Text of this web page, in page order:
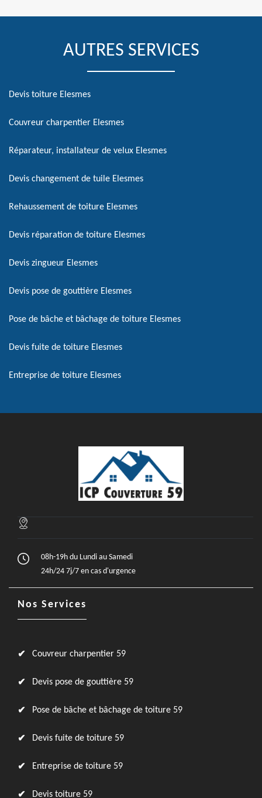
AUTRES SERVICES
Devis toiture Elesmes
Couvreur charpentier Elesmes
Réparateur, installateur de velux Elesmes
Devis changement de tuile Elesmes
Rehaussement de toiture Elesmes
Devis réparation de toiture Elesmes
Devis zingueur Elesmes
Devis pose de gouttière Elesmes
Pose de bâche et bâchage de toiture Elesmes
Devis fuite de toiture Elesmes
Entreprise de toiture Elesmes
08h-19h du Lundi au Samedi
24h/24 7j/7 en cas d'urgence
Nos Services
Couvreur charpentier 59
Devis pose de gouttière 59
Pose de bâche et bâchage de toiture 59
Devis fuite de toiture 59
Entreprise de toiture 59
Devis toiture 59